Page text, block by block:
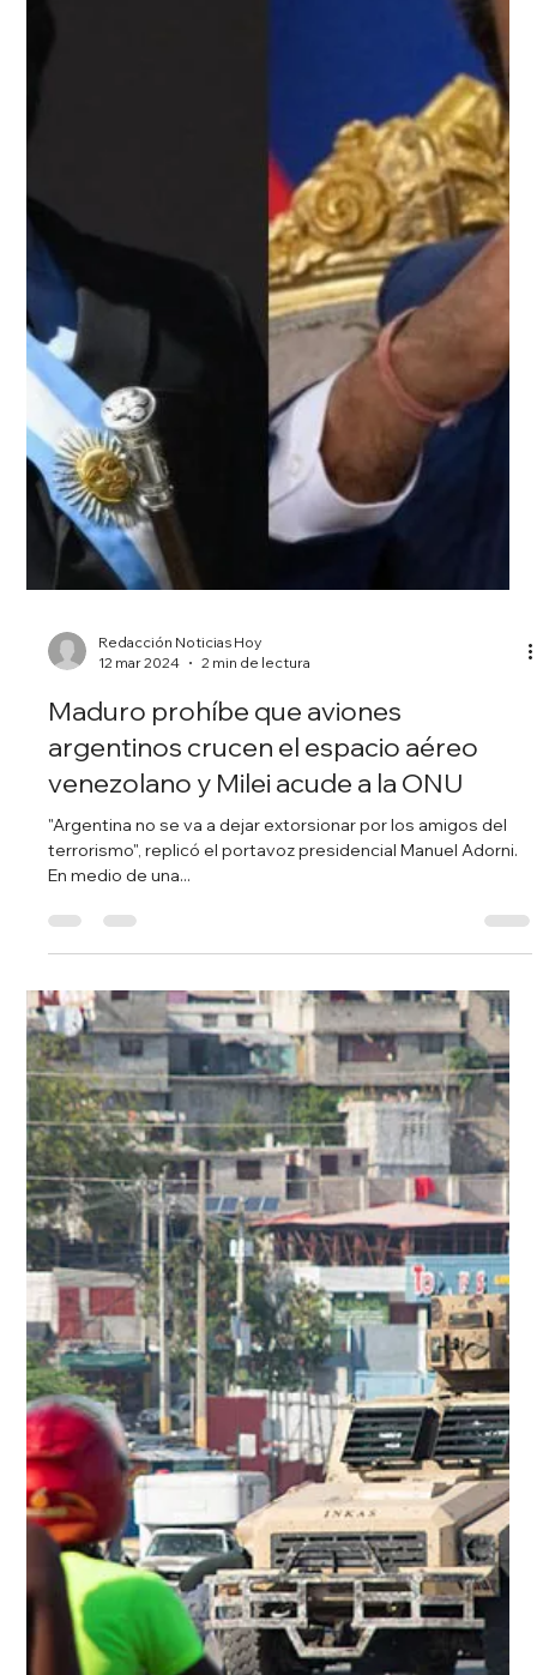
estadounidense contra TikTok daña el
entorno de inversión internacional”
La cancillería china sostiene EEUU “nunca ha dejado de
reprimir TikTok” La represión de Estados Unidos contra
Redacción Noticias Hoy
13 mar 2024
1 min de lectura
EEUU: Donald Trump elogiaba a Hitler
en privado, según su exjefe de gabinete
El exmandatario estadounidense cree que el dictador
alemán "hizo cosas buenas". El expresidente
estadounidense Donald Trump (2017-2021)...